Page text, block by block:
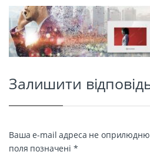
Залишити
Ваша e-mail адреса не
поля позначені *